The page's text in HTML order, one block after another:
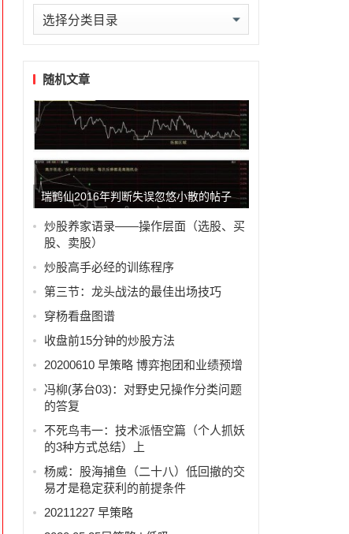
文
章
类随机文章
瑞鹤仙2016年判断失误忽悠小散的帖子
炒股养家语录——操作层面（选股、买
股、卖股）
炒股高手必经的训练程序
第三节：龙头战法的最佳出场技巧
穿杨看盘图谱
收盘前15分钟的炒股方法
20200610 早策略 博弈抱团和业绩预增
冯柳(茅台03)：对野史兄操作分类问题
的答复
不死鸟韦一：技术派悟空篇（个人抓妖
的3种方式总结）上
杨威：股海捕鱼（二十八）低回撤的交
易才是稳定获利的前提条件
20211227 早策略